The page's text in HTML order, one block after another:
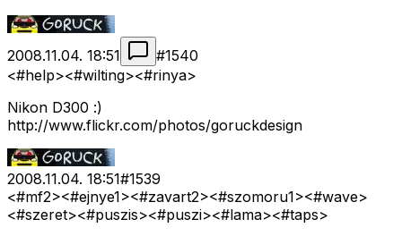
2008.11.04. 18:51 #1540
<#help><#wilting><#rinya>
Nikon D300 :)
http://www.flickr.com/photos/goruckdesign
2008.11.04. 18:51#1539
<#mf2><#ejnye1><#zavart2><#szomoru1><#wave>
<#szeret><#puszis><#puszi><#lama><#taps>